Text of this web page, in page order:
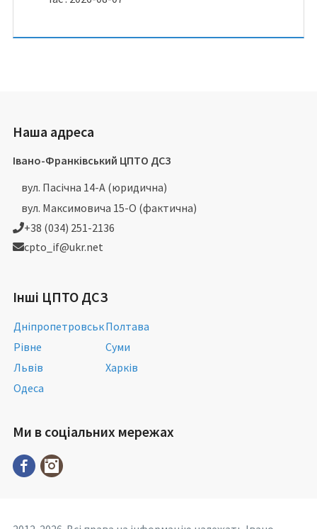
Наша адреса
Івано-Франківський ЦПТО ДСЗ
вул. Пасічна 14-А (юридична)
вул. Максимовича 15-О (фактична)
+38 (034) 251-2136
cpto_if@ukr.net
Інші ЦПТО ДСЗ
ДніпропетровськПолтава
Рівне
Суми
Львів
Харків
Одеса
Ми в соціальних мережах